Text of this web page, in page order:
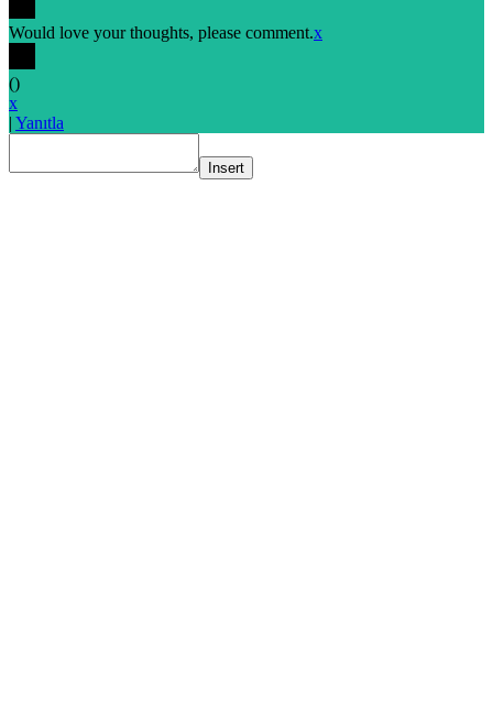
Would love your thoughts, please comment.x
()
x
| Yanıtla
Insert